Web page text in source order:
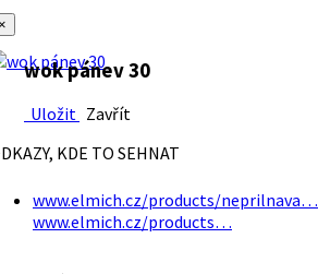
wok pánev 30
Uložit Zavřít
KDE TO SEHNAT
www.elmich.cz/products/neprilnava…
www.elmich.cz/products…